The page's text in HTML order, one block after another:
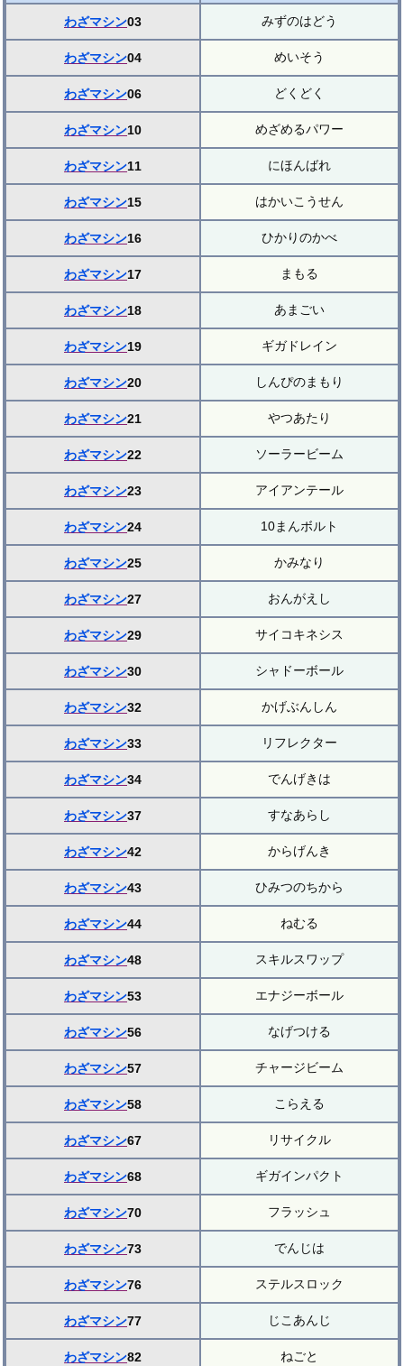
わざマシン03 みずのはどう
わざマシン04 めいそう
わざマシン06 どくどく
わざマシン10 めざめるパワー
わざマシン11 にほんばれ
わざマシン15 はかいこうせん
わざマシン16 ひかりのかべ
わざマシン17 まもる
わざマシン18 あまごい
わざマシン19 ギガドレイン
わざマシン20 しんぴのまもり
わざマシン21 やつあたり
わざマシン22 ソーラービーム
わざマシン23 アイアンテール
わざマシン24 10まんボルト
わざマシン25 かみなり
わざマシン27 おんがえし
わざマシン29 サイコキネシス
わざマシン30 シャドーボール
わざマシン32 かげぶんしん
わざマシン33 リフレクター
わざマシン34 でんげきは
わざマシン37 すなあらし
わざマシン42 からげんき
わざマシン43 ひみつのちから
わざマシン44 ねむる
わざマシン48 スキルスワップ
わざマシン53 エナジーボール
わざマシン56 なげつける
わざマシン57 チャージビーム
わざマシン58 こらえる
わざマシン67 リサイクル
わざマシン68 ギガインパクト
わざマシン70 フラッシュ
わざマシン73 でんじは
わざマシン76 ステルスロック
わざマシン77 じこあんじ
わざマシン82 ねごと